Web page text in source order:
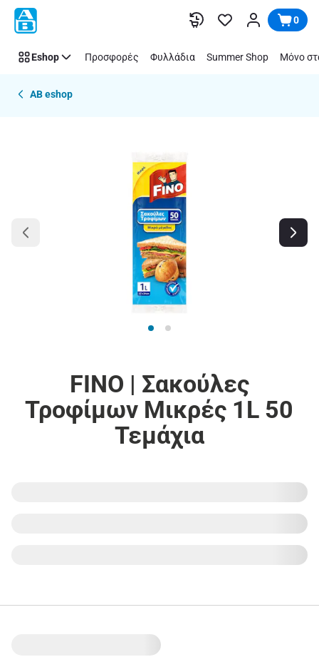
Παράλειψη 0
Eshop Προσφορές Φυλλάδια Summer Shop Μόνο
AB eshop
FINO | Σακούλες
Τροφίμων Μικρές 1L 50
Τεμάχια